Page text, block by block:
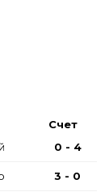
Счет
0 - 4
3 - 0